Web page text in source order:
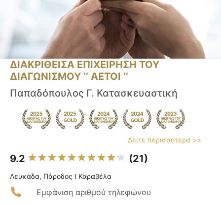
ΔΙΑΚΡΙΘΕΙΣΑ ΕΠΙΧΕΙΡΗΣΗ ΤΟΥ
ΔΙΑΓΩΝΙΣΜΟΥ ‘’ ΑΕΤΟΙ ‘’
Παπαδόπουλος Γ. Κατασκευαστική
Δείτε περισσότερα >>
9.2 (21)
Λευκάδα, Πάροδος Ι Καραβέλα
Εμφάνιση αριθμού τηλεφώνου